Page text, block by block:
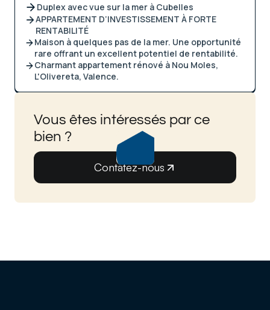
Duplex avec vue sur la mer à Cubelles
APPARTEMENT D’INVESTISSEMENT À FORTE
RENTABILITÉ
Maison à quelques pas de la mer. Une opportunité
rare offrant un excellent potentiel de rentabilité.
Charmant appartement rénové à Nou Moles,
L'Olivereta, Valence.
Vous êtes intéressés par ce
bien ?
Contatez-nous